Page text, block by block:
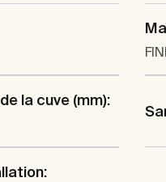
la cuve (mm):